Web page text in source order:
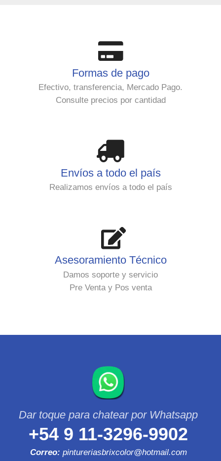
Formas de pago
Efectivo, transferencia, Mercado Pago.
Consulte precios por cantidad
Envíos a todo el país
Realizamos envíos a todo el país
Asesoramiento Técnico
Damos soporte y servicio
Pre Venta y Pos venta
+54 9 11-3296-9902
Correo: pintureriasbrixcolor@hotmail.com